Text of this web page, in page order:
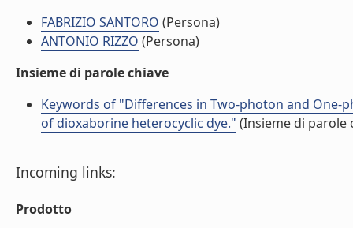
FABRIZIO SANTORO (Persona)
ANTONIO RIZZO (Persona)
Insieme di parole chiave
Keywords of "Differences in Two-photon and One-
of dioxaborine heterocyclic dye." (Insieme di parole
Incoming links:
Prodotto